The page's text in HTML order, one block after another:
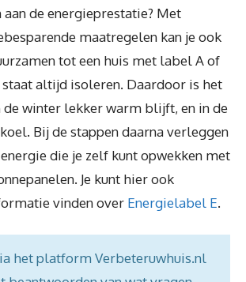
de energieprestatie? Met
maatregelen kan je ook
tot een huis met label A of
staat altijd isoleren. Daardoor is het
de winter lekker warm blijft, en in de
Bij de stappen daarna verleggen
die je zelf kunt opwekken met
Je kunt hier ook
vinden over Energielabel E.
het platform Verbeteruwhuis.nl